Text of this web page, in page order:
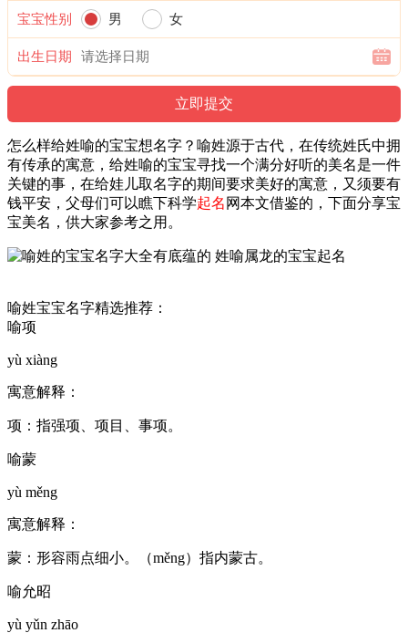
宝宝性别 男 女
出生日期
怎么样给姓喻的宝宝想名字？喻姓源于古代，在传统姓氏中拥
有传承的寓意，给姓喻的宝宝寻找一个满分好听的美名是一件
关键的事，在给娃儿取名字的期间要求美好的寓意，又须要有
钱平安，父母们可以瞧下科学起名 网本文借鉴的，下面分享宝
宝美名，供大家参考之用。
喻姓宝宝名字精选推荐：
喻项
yù xiàng
寓意解释：
项：指强项、项目、事项。
喻蒙
yù měng
寓意解释：
蒙：形容雨点细小。（měng）指内蒙古。
喻允昭
yù yǔn zhāo